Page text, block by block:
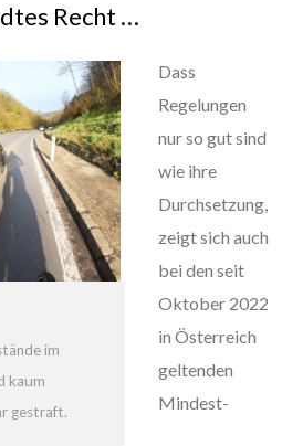
Recht …
im
kaum
gestraft.
Dass
Regelungen
nur so gut sind
wie ihre
Durchsetzung,
zeigt sich auch
bei den seit
Oktober 2022
in Österreich
geltenden
Mindest-